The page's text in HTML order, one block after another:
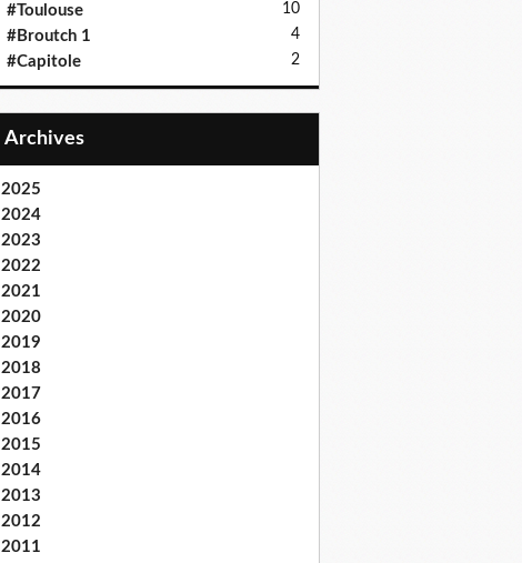
#Toulouse 10
#Broutch 1 4
#Capitole 2
Archives
2025
2024
2023
2022
2021
2020
2019
2018
2017
2016
2015
2014
2013
2012
2011